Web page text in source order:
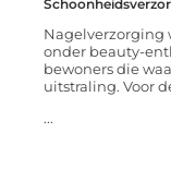
Nagelverzorging
onder beauty-
bewoners die
uitstraling. Voor
...